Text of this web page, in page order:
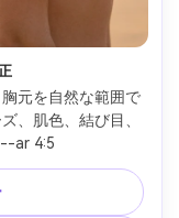
元を自然な範囲で
、肌色、結び目、
ar 4:5